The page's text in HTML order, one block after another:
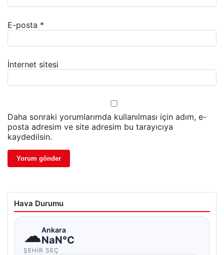
E-posta *
İnternet sitesi
Daha sonraki yorumlarımda kullanılması için adım, e-
posta adresim ve site adresim bu tarayıcıya
kaydedilsin.
Hava Durumu
☁Ankara
NaN°C
ŞEHIR SEÇ